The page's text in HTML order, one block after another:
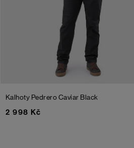
Kalhoty PedreroCaviar Black
2 998 Kč